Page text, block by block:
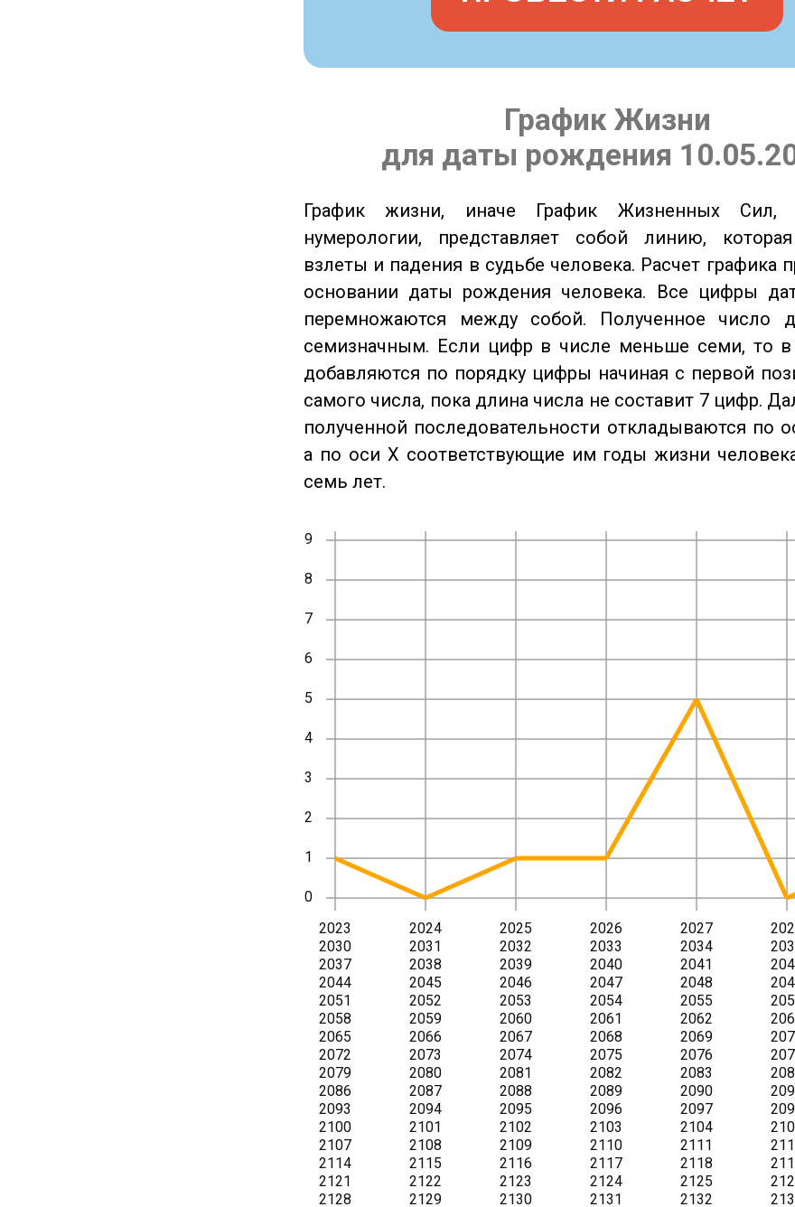
График Жизни
для даты рождения
График жизни, иначе График Жизненных
нумерологии, представляет собой линию,
взлеты и падения в судьбе человека. Расчет графика
основании даты рождения человека. Все цифры
перемножаются между собой. Полученное число
семизначным. Если цифр в числе меньше семи, то в
добавляются по порядку цифры начиная с первой
самого числа, пока длина числа не составит 7 цифр.
полученной последовательности откладываются по
а по оси X соответствующие им годы жизни
семь лет.